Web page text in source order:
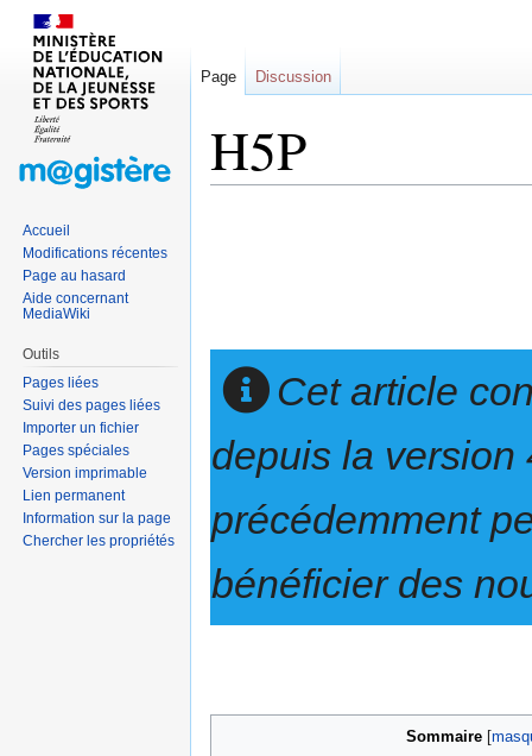
H5P
Cet article
depuis la version
précédemment
bénéficier des
Sommaire
Page Discussion
Accueil
Modifications récentes
Page au hasard
Aide concernant
MediaWiki
Outils
Pages liées
Suivi des pages liées
Importer un fichier
Pages spéciales
Version imprimable
Lien permanent
Information sur la page
Chercher les propriétés